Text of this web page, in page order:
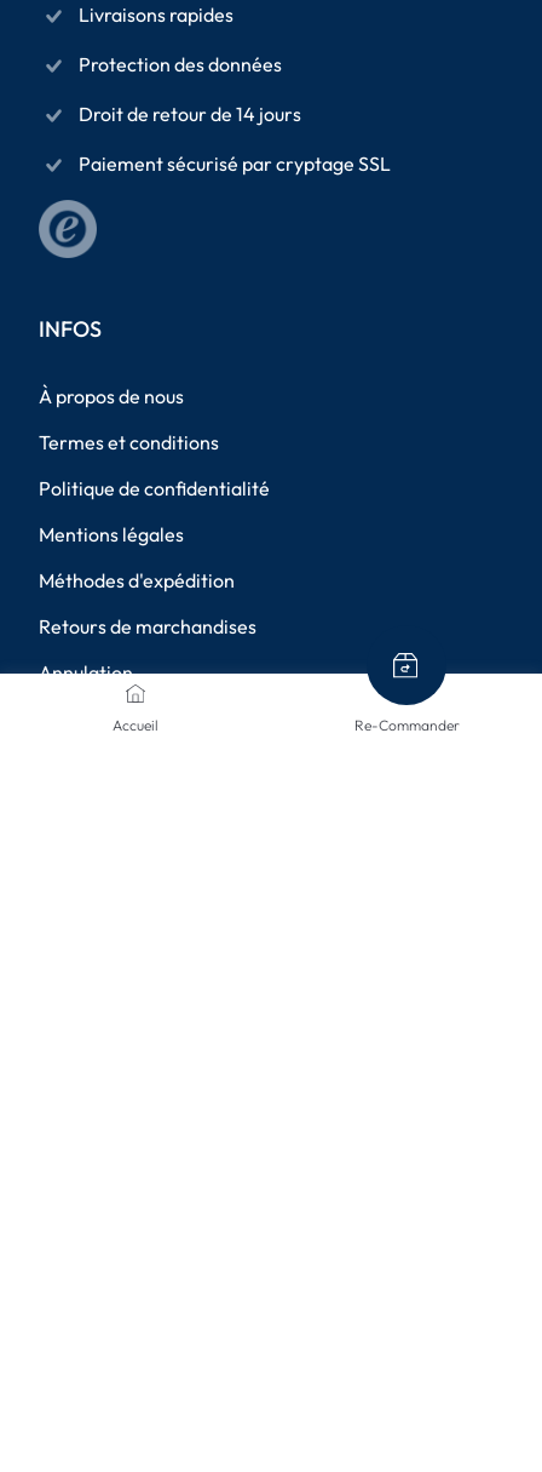
Accueil Re-Commander
Livraisons rapides
Protection des données
Droit de retour de 14 jours
Paiement sécurisé par cryptage SSL
INFOS
À propos de nous
Termes et conditions
Politique de confidentialité
Mentions légales
Méthodes d'expédition
Retours de marchandises
Annulation
Paramètres de confidentialité